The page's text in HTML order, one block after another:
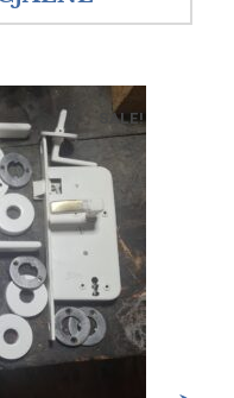
SALE!